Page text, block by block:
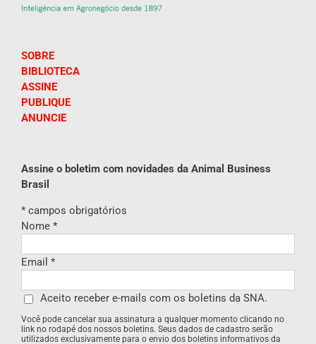
SOBRE
BIBLIOTECA
ASSINE
PUBLIQUE
ANUNCIE
Assine o boletim com novidades da Animal Business
Brasil
* campos obrigatórios
Nome *
Email *
Aceito receber e-mails com os boletins da SNA.
Você pode cancelar sua assinatura a qualquer momento clicando no
link no rodapé dos nossos boletins. Seus dados de cadastro serão
utilizados exclusivamente para o envio dos boletins informativos da